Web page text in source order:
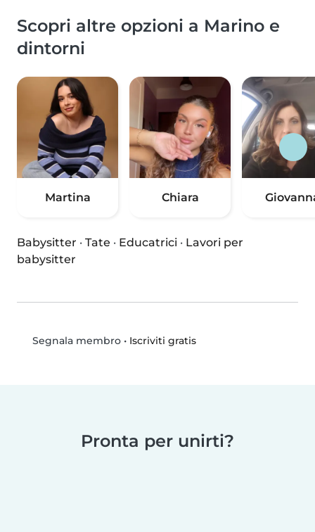
Scopri altre opzioni a Marino e
dintorni
Martina Chiara
Babysitter · Tate · Educatrici · Lavori per
babysitter
Segnala membro• Iscriviti gratis
Pronta per unirti?